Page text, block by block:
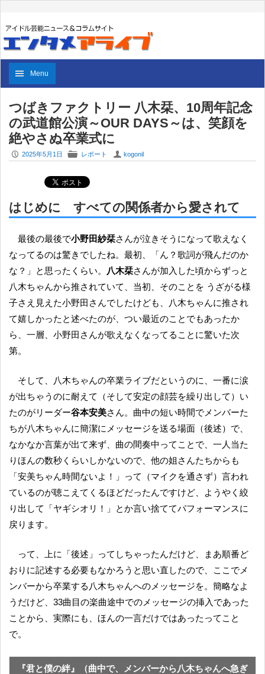
Menu
つばきファクトリー 八木栞、10周年記念
の武道館公演～OUR DAYS～は、笑顔を
絶やさぬ卒業式に
P 2025年5月1日 F レポート U kogonil
はじめに すべての関係者から愛されて
最後の最後で小野田紗栞さんが泣きそうになって歌えなく
なってるのは驚きでしたね。最初、「ん？歌詞が飛んだのか
な？」と思ったくらい。
八木栞さんが加入した頃からずっと
八木ちゃんから推されていて、当初、そのことを うざがる様
子さえ見えた小野田さんでしたけども、八木ちゃんに推され
て嬉しかったと述べたのが、つい最近のことでもあったか
ら、一層、小野田さんが歌えなくなってることに驚いた次
第。
そして、八木ちゃんの卒業ライブだというのに、一番に涙
が出ちゃうのに耐えて（そして安定の顔芸を繰り出して）い
たのがリーダー谷本安美さん。曲中の短い時間でメンバーた
ちが八木ちゃんに簡潔にメッセージを送る場面（後述）で、
なかなか言葉が出て来ず、曲の間奏中ってことで、一人当た
りほんの数秒くらいしかないので、他の姐さんたちからも
「安美ちゃん時間ないよ！」って（マイクを通さず）言われ
ているのが聴こえてくるほどだったんですけど、ようやく絞
り出して「ヤギシオリ！」とか言い捨ててパフォーマンスに
戻ります。
って、上に「後述」ってしちゃったんだけど、まあ順番ど
おりに記述する必要もなかろうと思い直したので、ここでメ
ンバーから卒業する八木ちゃんへのメッセージを。簡略なよ
うだけど、33曲目の楽曲途中でのメッセージの挿入であった
ことから、実際にも、ほんの一言だけではあったってこと
で。
『君と僕の絆 』（曲中で、メンバーから八木ちゃんへ急ぎ